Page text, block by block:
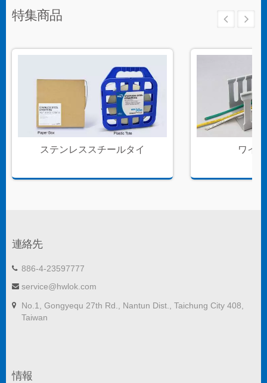
特集商品
ステンレススチールタイ ワイ
連絡先
886-4-23597777
service@hwlok.com
No.1, Gongyequ 27th Rd., Nantun Dist., Taichung City 408,
Taiwan
情報